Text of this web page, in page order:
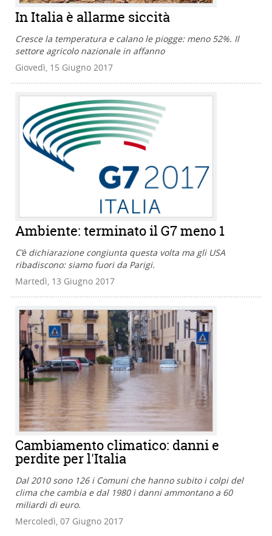
In Italia è allarme siccità
Cresce la temperatura e calano le piogge: meno 52%. Il
settore agricolo nazionale in affanno
Giovedì, 15 Giugno 2017
Ambiente: terminato il G7 meno 1
C’è dichiarazione congiunta questa volta ma gli USA
ribadiscono: siamo fuori da Parigi.
Martedì, 13 Giugno 2017
Cambiamento climatico: danni e
perdite per l'Italia
Dal 2010 sono 126 i Comuni che hanno subito i colpi del
clima che cambia e dal 1980 i danni ammontano a 60
miliardi di euro.
Mercoledì, 07 Giugno 2017